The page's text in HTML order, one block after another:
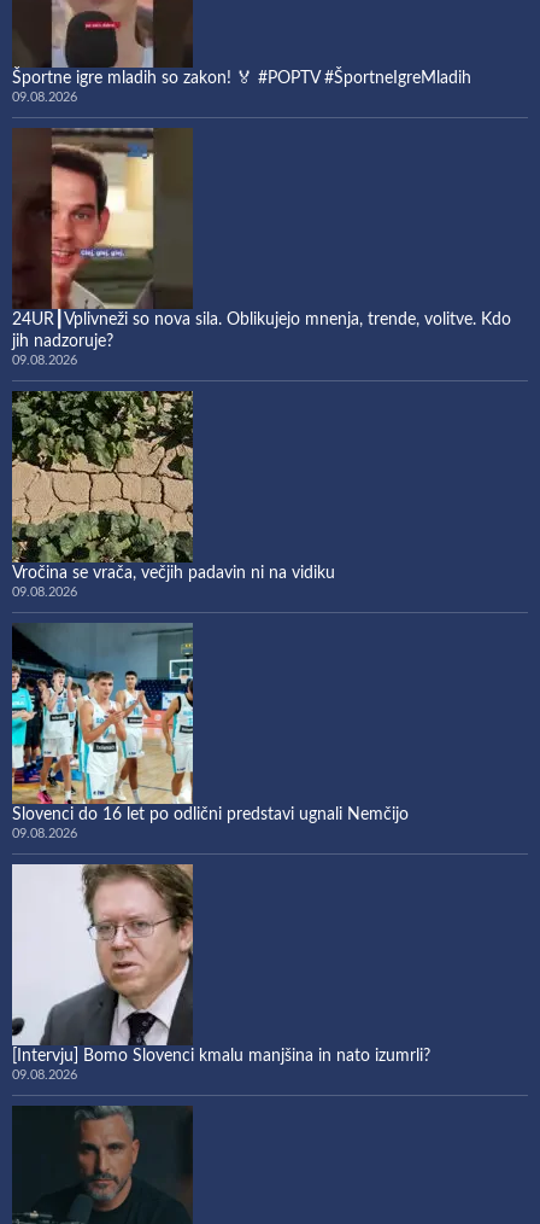
Športne igre mladih so zakon! 🏅 #POPTV #ŠportneIgreMladih
09.08.2026
24UR┃Vplivneži so nova sila. Oblikujejo mnenja, trende, volitve. Kdo
jih nadzoruje?
09.08.2026
Vročina se vrača, večjih padavin ni na vidiku
09.08.2026
Slovenci do 16 let po odlični predstavi ugnali Nemčijo
09.08.2026
[Intervju] Bomo Slovenci kmalu manjšina in nato izumrli?
09.08.2026